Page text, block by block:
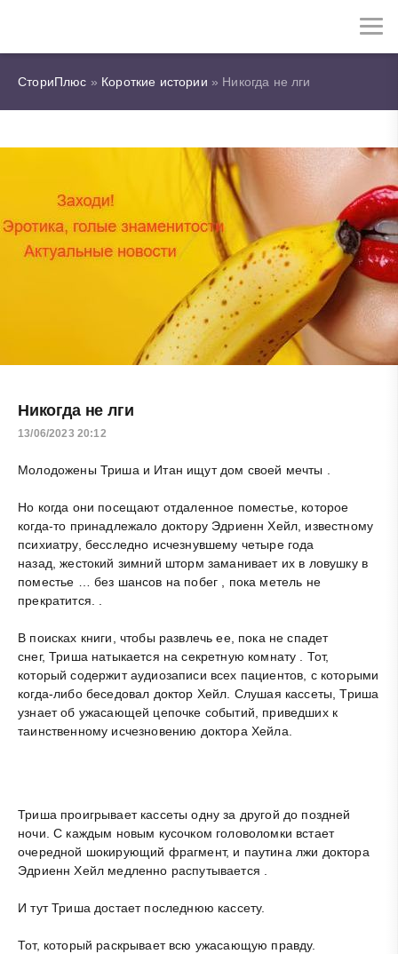
СториПлюс » Короткие истории » Никогда не лги
Никогда не лги
13/06/2023 20:12
Молодожены Триша и Итан ищут дом своей мечты .
Но когда они посещают отдаленное поместье, которое
когда-то принадлежало доктору Эдриенн Хейл, известному
психиатру, бесследно исчезнувшему четыре года
назад, жестокий зимний шторм заманивает их в ловушку в
поместье … без шансов на побег , пока метель не
прекратится. .
В поисках книги, чтобы развлечь ее, пока не спадет
снег, Триша натыкается на секретную комнату . Тот,
который содержит аудиозаписи всех пациентов, с которыми
когда-либо беседовал доктор Хейл. Слушая кассеты, Триша
узнает об ужасающей цепочке событий, приведших к
таинственному исчезновению доктора Хейла.
Триша проигрывает кассеты одну за другой до поздней
ночи. С каждым новым кусочком головоломки встает
очередной шокирующий фрагмент, и паутина лжи доктора
Эдриенн Хейл медленно распутывается .
И тут Триша достает последнюю кассету.
Тот, который раскрывает всю ужасающую правду.